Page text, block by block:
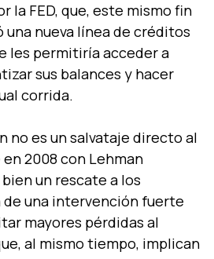
la FED, que, este mismo fin
una nueva línea de créditos
les permitiría acceder a
sus balances y hacer
corrida.
no es un salvataje directo al
2008 con Lehman
un rescate a los
una intervención fuerte
mayores pérdidas al
al mismo tiempo, implican